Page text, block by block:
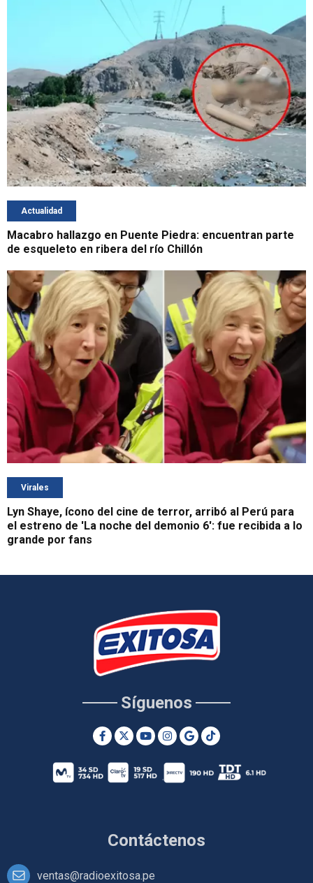
Actualidad
Macabro hallazgo en Puente Piedra: encuentran parte
de esqueleto en ribera del río Chillón
Virales
Lyn Shaye, ícono del cine de terror, arribó al Perú para
el estreno de 'La noche del demonio 6': fue recibida a lo
grande por fans
Contáctenos
ventas@radioexitosa.pe
Síguenos